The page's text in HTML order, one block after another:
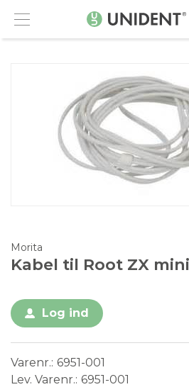
Menu
KONTAKT
Morita
Kabel til Root ZX
Log ind
Varenr. 6951-001
Lev. Varenr. 6951-001